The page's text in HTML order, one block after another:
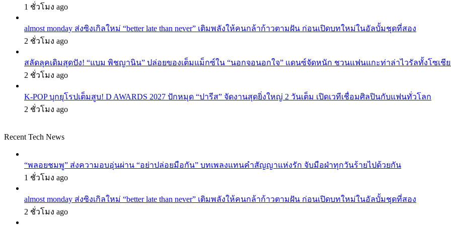
1 ชั่วโมง ago
almost monday ส่งซิงเกิลใหม่ “better late than never” เติมพลังให้คนกล้าก้าวตามฝัน ก่อนเปิดบทใหม่ในอัลบั้มชุดที่สอง
2 ชั่วโมง ago
สลัดลุคเดิมสุดปัง! “แบม พิชญานิน” ปล่อยของเต็มแม็กซ์ใน “นอกจอนอกใจ” แดนซ์จัดหนัก ชวนแฟนแกะท่าล่าไวรัลทั้งโซเชี
2 ชั่วโมง ago
K-POP บุกยุโรปเต็มสูบ! D AWARDS 2027 ปักหมุด “ปารีส” จัดงานสุดยิ่งใหญ่ 2 วันเต็ม เปิดเวทีเชื่อมศิลปินกับแฟนทั่วโลก
2 ชั่วโมง ago
Recent Tech News
“พลอยชมพู” ส่งความอบอุ่นผ่าน “อย่าปล่อยมือกัน” บทเพลงแทนคำสัญญาแห่งรัก จับมือฝ่าทุกวันร้ายไปด้วยกัน
1 ชั่วโมง ago
almost monday ส่งซิงเกิลใหม่ “better late than never” เติมพลังให้คนกล้าก้าวตามฝัน ก่อนเปิดบทใหม่ในอัลบั้มชุดที่สอง
2 ชั่วโมง ago